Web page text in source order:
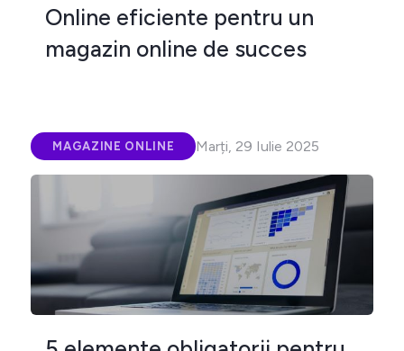
Online eficiente pentru un
magazin online de succes
MAGAZINE ONLINE Marți, 29 Iulie 2025